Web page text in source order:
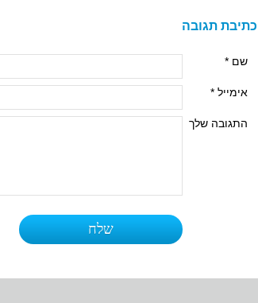
כתיבת תגובה
שם *
אימייל *
התגובה שלך